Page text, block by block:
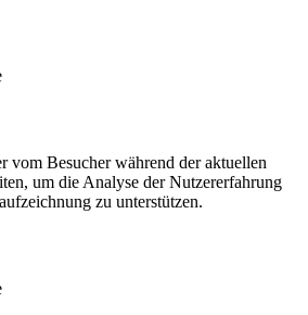
vom Besucher während der aktuellen
um die Analyse der Nutzererfahrung
zu unterstützen.